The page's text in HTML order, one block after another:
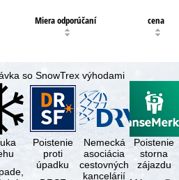
Miera odporúčaní cena
so SnowTrex výhodami
Poistenie
proti
úpadku
Nemecká
asociácia
cestovných
kancelárií
Poistenie
storna
zájazdu